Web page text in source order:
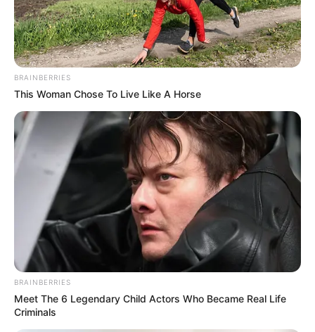
BRAINBERRIES
This Woman Chose To Live Like A Horse
BRAINBERRIES
Meet The 6 Legendary Child Actors Who Became Real Life
Criminals